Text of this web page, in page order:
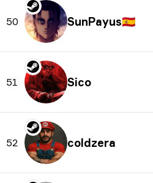
50 SunPayus🇪🇸
51 Sico
52 coldzera